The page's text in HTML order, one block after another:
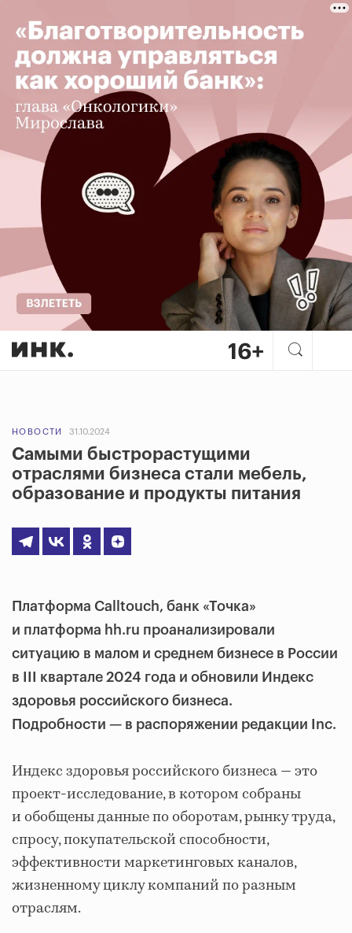
НОВОСТИ 31.10.2024
Самыми быстрорастущими
отраслями бизнеса стали мебель,
образование и продукты питания
Платформа Calltouch, банк «Точка»
и платформа hh.ru проанализировали
ситуацию в малом и среднем бизнесе в России
в III квартале 2024 года и обновили Индекс
здоровья российского бизнеса.
Подробности — в распоряжении редакции Inc.
Индекс здоровья российского бизнеса ― это
проект-исследование, в котором собраны
и обобщены данные по оборотам, рынку труда,
спросу, покупательской способности,
эффективности маркетинговых каналов,
жизненному циклу компаний по разным
отраслям.